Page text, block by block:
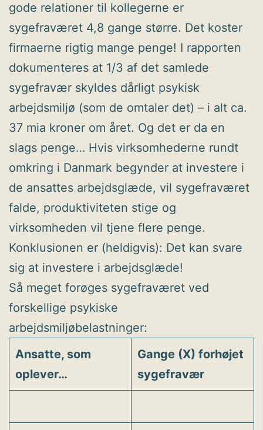
gode relationer til kollegerne er
sygefraværet 4,8 gange større. Det koster
firmaerne rigtig mange penge! I rapporten
dokumenteres at 1/3 af det samlede
sygefravær skyldes dårligt psykisk
arbejdsmiljø (som de omtaler det) – i alt ca.
37 mia kroner om året. Og det er da en
slags penge… Hvis virksomhederne rundt
omkring i Danmark begynder at investere i
de ansattes arbejdsglæde, vil sygefraværet
falde, produktiviteten stige og
virksomheden vil tjene flere penge.
Konklusionen er (heldigvis): Det kan svare
sig at investere i arbejdsglæde!
Så meget forøges sygefraværet ved
forskellige psykiske
arbejdsmiljøbelastninger:
Ansatte, som
oplever…
Gange (X) forhøjet
sygefravær